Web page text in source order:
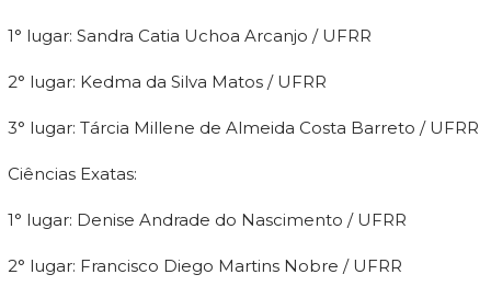
1° lugar: Sandra Catia Uchoa Arcanjo / UFRR
2° lugar: Kedma da Silva Matos / UFRR
3° lugar: Tárcia Millene de Almeida Costa Barreto / UFRR
Ciências Exatas:
1° lugar: Denise Andrade do Nascimento / UFRR
2° lugar: Francisco Diego Martins Nobre / UFRR